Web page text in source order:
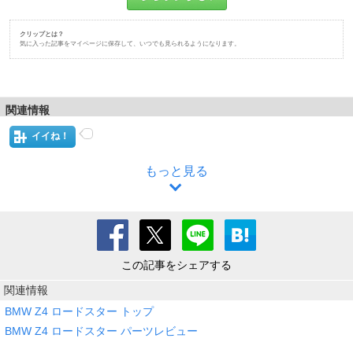
クリップとは？
気に入った記事をマイページに保存して、いつでも見られるようになります。
関連情報
イイね！
もっと見る
この記事をシェアする
関連情報
BMW Z4 ロードスター トップ
BMW Z4 ロードスター パーツレビュー